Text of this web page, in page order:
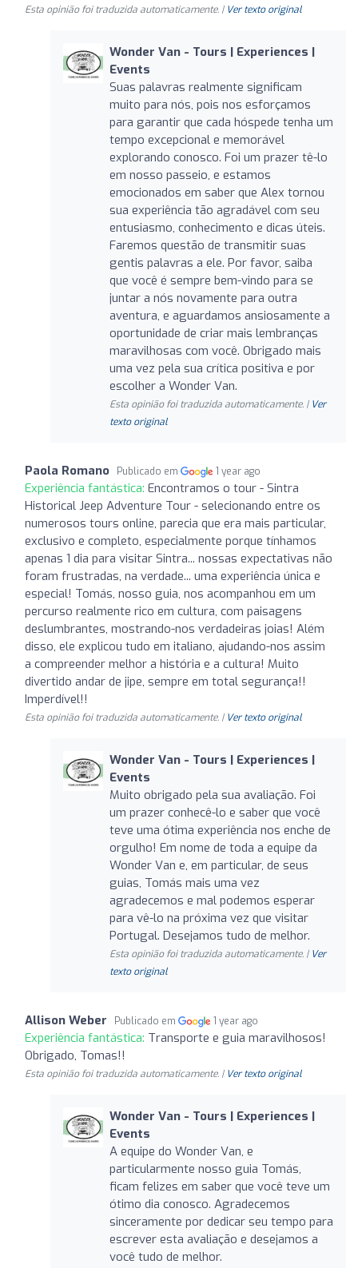
Esta opinião foi traduzida automaticamente. | Ver texto original
Wonder Van - Tours | Experiences |
Events
Suas palavras realmente significam
muito para nós, pois nos esforçamos
para garantir que cada hóspede tenha um
tempo excepcional e memorável
explorando conosco. Foi um prazer tê-lo
em nosso passeio, e estamos
emocionados em saber que Alex tornou
sua experiência tão agradável com seu
entusiasmo, conhecimento e dicas úteis.
Faremos questão de transmitir suas
gentis palavras a ele. Por favor, saiba
que você é sempre bem-vindo para se
juntar a nós novamente para outra
aventura, e aguardamos ansiosamente a
oportunidade de criar mais lembranças
maravilhosas com você. Obrigado mais
uma vez pela sua crítica positiva e por
escolher a Wonder Van.
Esta opinião foi traduzida automaticamente. | Ver
texto original
Paola Romano Publicado em 1 year ago
Experiência fantástica: Encontramos o tour - Sintra
Historical Jeep Adventure Tour - selecionando entre os
numerosos tours online, parecia que era mais particular,
exclusivo e completo, especialmente porque tínhamos
apenas 1 dia para visitar Sintra... nossas expectativas não
foram frustradas, na verdade... uma experiência única e
especial! Tomás, nosso guia, nos acompanhou em um
percurso realmente rico em cultura, com paisagens
deslumbrantes, mostrando-nos verdadeiras joias! Além
disso, ele explicou tudo em italiano, ajudando-nos assim
a compreender melhor a história e a cultura! Muito
divertido andar de jipe, sempre em total segurança!!
Imperdível!!
Esta opinião foi traduzida automaticamente. | Ver texto original
Wonder Van - Tours | Experiences |
Events
Muito obrigado pela sua avaliação. Foi
um prazer conhecê-lo e saber que você
teve uma ótima experiência nos enche de
orgulho! Em nome de toda a equipe da
Wonder Van e, em particular, de seus
guias, Tomás mais uma vez
agradecemos e mal podemos esperar
para vê-lo na próxima vez que visitar
Portugal. Desejamos tudo de melhor.
Esta opinião foi traduzida automaticamente. | Ver
texto original
Allison Weber Publicado em 1 year ago
Experiência fantástica: Transporte e guia maravilhosos!
Obrigado, Tomas!!
Esta opinião foi traduzida automaticamente. | Ver texto original
Wonder Van - Tours | Experiences |
Events
A equipe do Wonder Van, e
particularmente nosso guia Tomás,
ficam felizes em saber que você teve um
ótimo dia conosco. Agradecemos
sinceramente por dedicar seu tempo para
escrever esta avaliação e desejamos a
você tudo de melhor.